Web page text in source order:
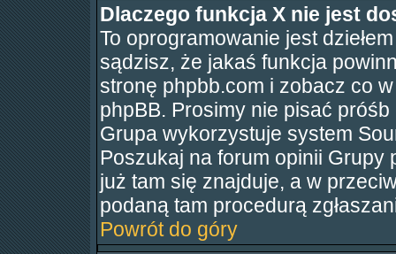
Dlaczego funkcja X nie jest
To oprogramowanie jest
sądzisz, że jakaś funkcja
stronę phpbb.com i zobacz co
phpBB. Prosimy nie pisać
Grupa wykorzystuje system
Poszukaj na forum opinii Grupy
już tam się znajduje, a w
podaną tam procedurą
Powrót do góry